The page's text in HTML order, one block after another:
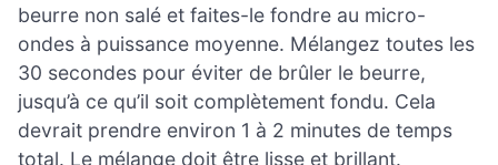
beurre non salé et faites-le fondre au micro-
ondes à puissance moyenne. Mélangez toutes les
30 secondes pour éviter de brûler le beurre,
jusqu’à ce qu’il soit complètement fondu. Cela
devrait prendre environ 1 à 2 minutes de temps
total. Le mélange doit être lisse et brillant.